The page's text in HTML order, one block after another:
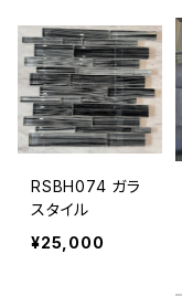
RSBH074 ガラ
スタイル
¥25,000